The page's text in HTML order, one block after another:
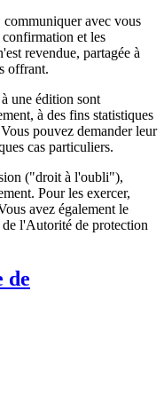
avec vous
et les
revendue, partagée à
offrant.
une édition sont
à des fins statistiques
pouvez demander leur
cas particuliers.
("droit à l'oubli"),
Pour les exercer,
avez également le
l'Autorité de protection
de